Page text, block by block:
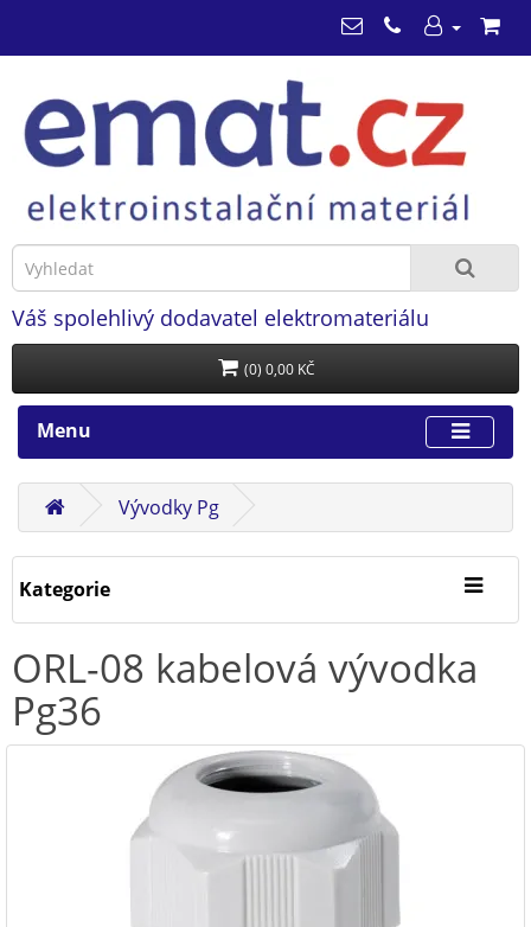
Váš spolehlivý dodavatel elektromateriálu
(0) 0,00 KČ
Menu
Vývodky Pg
Kategorie
ORL-08 kabelová vývodka
Pg36